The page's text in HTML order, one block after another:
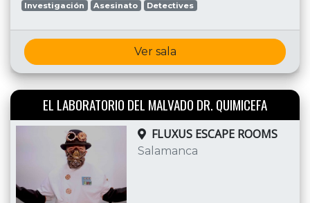
Investigación Asesinato Detectives
Ver sala
EL LABORATORIO DEL MALVADO DR. QUIMICEFA
FLUXUS ESCAPE ROOMS
Salamanca